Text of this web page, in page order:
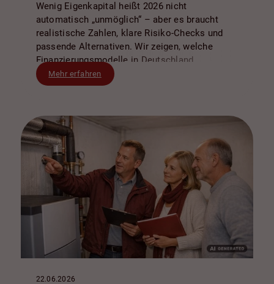
Wenig Eigenkapital heißt 2026 nicht
automatisch „unmöglich“ – aber es braucht
realistische Zahlen, klare Risiko-Checks und
passende Alternativen. Wir zeigen, welche
Finanzierungsmodelle in Deutschland
typischerweise machbar sind, worauf Banken
besonders achten und wie Sie
einplanen.
Mehr erfahren
22.06.2026